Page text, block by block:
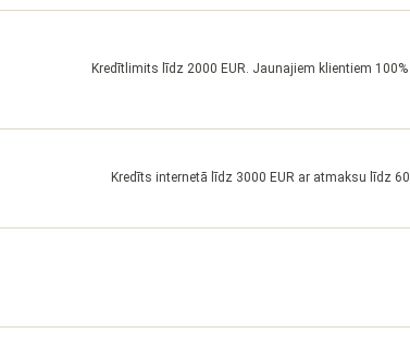
Kredītlimits līdz 2000 EUR. Jaunajiem klientiem
Kredīts internetā līdz 3000 EUR ar atmaksu līdz